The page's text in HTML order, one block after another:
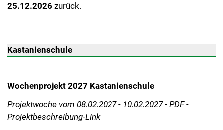
25.12.2026 zurück.
Kastanienschule
Wochenprojekt 2027 Kastanienschule
Projektwoche vom 08.02.2027 - 10.02.2027 - PDF -
Projektbeschreibung-Link